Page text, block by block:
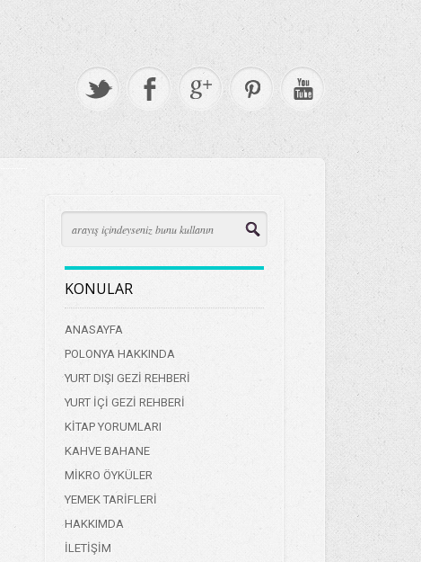
KONULAR
ANASAYFA
POLONYA HAKKINDA
YURT DIŞI GEZİ REHBERİ
YURT İÇİ GEZİ REHBERİ
KİTAP YORUMLARI
KAHVE BAHANE
MİKRO ÖYKÜLER
YEMEK TARİFLERİ
HAKKIMDA
İLETİŞİM